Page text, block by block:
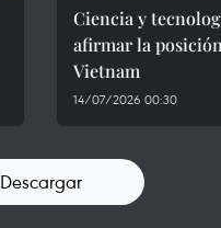
Ciencia y
afirmar la
Vietnam
14/07/2026 00:30
Descargar